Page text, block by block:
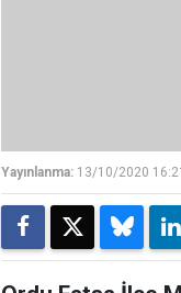
Yayınlanma: 13/10/2020 16:21